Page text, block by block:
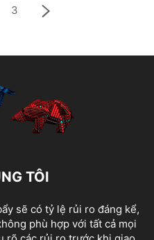
3
TÔI
sẽ có tỷ lệ rủi ro đáng kể,
phù hợp với tất cả mọi